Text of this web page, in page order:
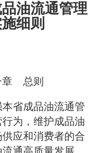
油流通管理
细则
章 总则
省成品油流通管
为，维护成品油
应和消费者的合